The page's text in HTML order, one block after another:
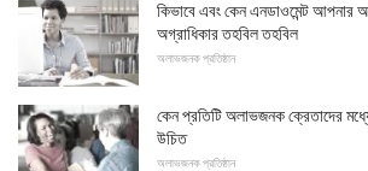
কিভাবে এবং কেন এনডাওমেন্ট
অগ্রাধিকার তহবিল তহবিল
অলাভজনক প্রতিষ্ঠান
কেন প্রতিটি অলাভজনক ক্রেতাদের
উচিত
অলাভজনক প্রতিষ্ঠান